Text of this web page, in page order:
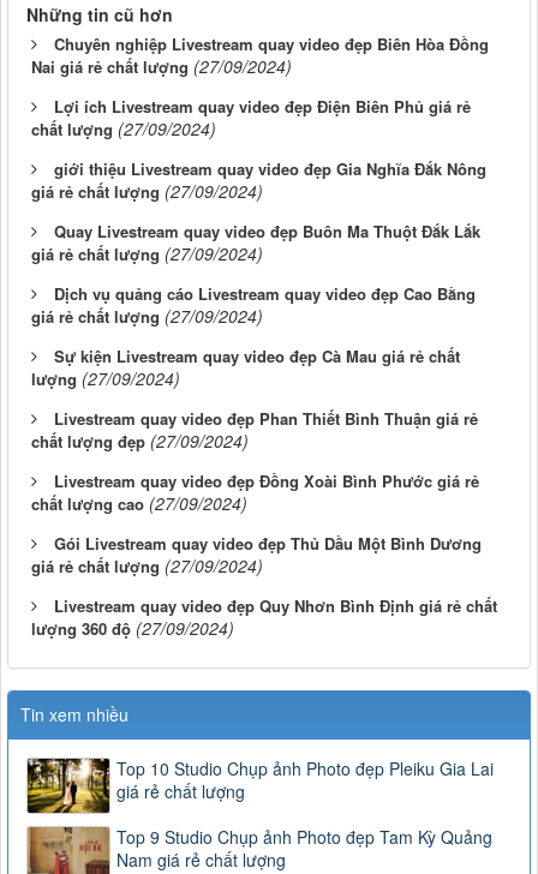
Những tin cũ hơn
Chuyên nghiệp Livestream quay video đẹp Biên Hòa Đồng
Nai giá rẻ chất lượng (27/09/2024)
Lợi ích Livestream quay video đẹp Điện Biên Phủ giá rẻ
chất lượng (27/09/2024)
giới thiệu Livestream quay video đẹp Gia Nghĩa Đắk Nông
giá rẻ chất lượng (27/09/2024)
Quay Livestream quay video đẹp Buôn Ma Thuột Đắk Lắk
giá rẻ chất lượng (27/09/2024)
Dịch vụ quảng cáo Livestream quay video đẹp Cao Bằng
giá rẻ chất lượng (27/09/2024)
Sự kiện Livestream quay video đẹp Cà Mau giá rẻ chất
lượng (27/09/2024)
Livestream quay video đẹp Phan Thiết Bình Thuận giá rẻ
chất lượng đẹp (27/09/2024)
Livestream quay video đẹp Đồng Xoài Bình Phước giá rẻ
chất lượng cao (27/09/2024)
Gói Livestream quay video đẹp Thủ Dầu Một Bình Dương
giá rẻ chất lượng (27/09/2024)
Livestream quay video đẹp Quy Nhơn Bình Định giá rẻ chất
lượng 360 độ (27/09/2024)
Tin xem nhiều
Top 10 Studio Chụp ảnh Photo đẹp Pleiku Gia Lai
giá rẻ chất lượng
Top 9 Studio Chụp ảnh Photo đẹp Tam Kỳ Quảng
Nam giá rẻ chất lượng